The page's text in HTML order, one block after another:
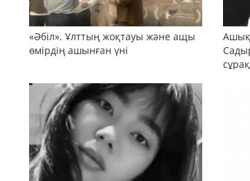
«Әбіл». Ұлттың жоқтауы және ащы
өмірдің ашынған үні
Ашық